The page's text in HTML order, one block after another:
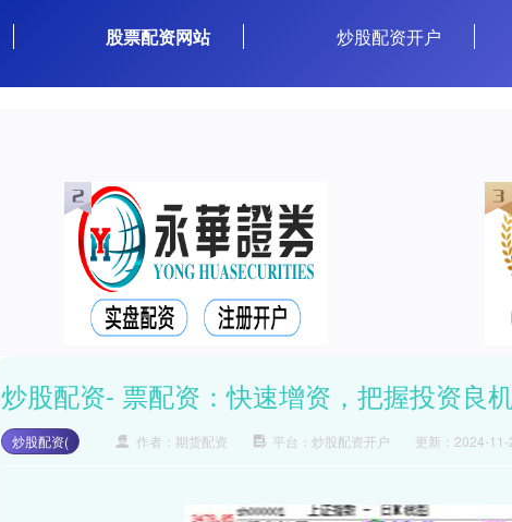
股票配资网站 炒股配资开户
炒股配资- 票配资：快速增资，把握投资良
炒股配资( 作者：期货配资 平台：炒股配资开户 更新：2024-